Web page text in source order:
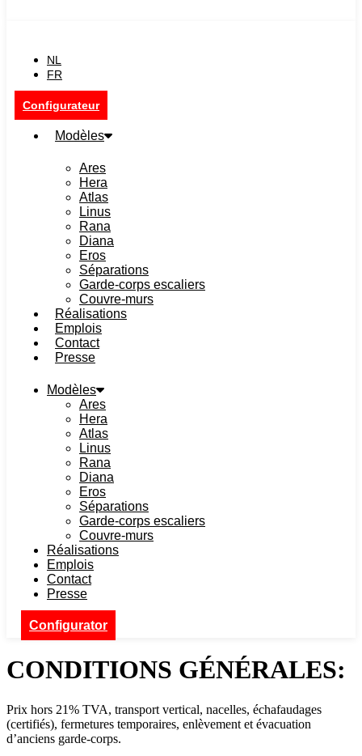
NL
FR
Configurateur
Modèles
Ares
Hera
Atlas
Linus
Rana
Diana
Eros
Séparations
Garde-corps escaliers
Couvre-murs
Réalisations
Emplois
Contact
Presse
Modèles
Ares
Hera
Atlas
Linus
Rana
Diana
Eros
Séparations
Garde-corps escaliers
Couvre-murs
Réalisations
Emplois
Contact
Presse
Configurator
CONDITIONS GÉNÉRALES:
Prix hors 21% TVA, transport vertical, nacelles, échafaudages
(certifiés), fermetures temporaires, enlèvement et évacuation
d’anciens garde-corps.